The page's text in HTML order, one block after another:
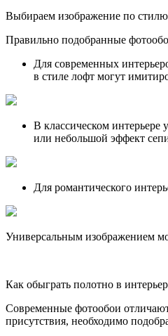
Выбираем изображение по
Правильно подобранные
Для современных
в стиле лофт могут
В классическом
или небольшой эффект
Для романтического
Универсальным изображением
Как обыграть полотно в
Современные фотообои
присутствия, необходимо